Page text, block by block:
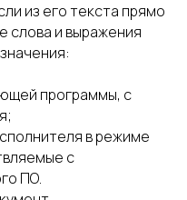
из его текста прямо
слова и выражения
программы, с
в режиме
с
ПО.